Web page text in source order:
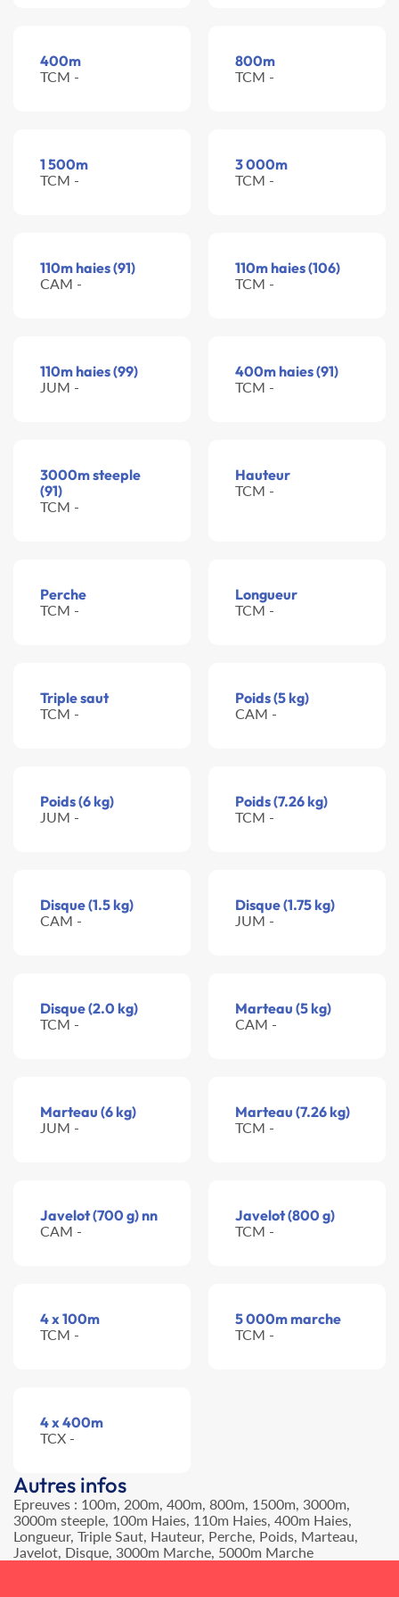
400m
TCM -
800m
TCM -
1 500m
TCM -
3 000m
TCM -
110m haies (91)
CAM -
110m haies (106)
TCM -
110m haies (99)
JUM -
400m haies (91)
TCM -
3000m steeple
(91)
TCM -
Hauteur
TCM -
Perche
TCM -
Longueur
TCM -
Triple saut
TCM -
Poids (5 kg)
CAM -
Poids (6 kg)
JUM -
Poids (7.26 kg)
TCM -
Disque (1.5 kg)
CAM -
Disque (1.75 kg)
JUM -
Disque (2.0 kg)
TCM -
Marteau (5 kg)
CAM -
Marteau (6 kg)
JUM -
Marteau (7.26 kg)
TCM -
Javelot (700 g) nn
CAM -
Javelot (800 g)
TCM -
4 x 100m
TCM -
5 000m marche
TCM -
4 x 400m
TCX -
Autres infos
Epreuves : 100m, 200m, 400m, 800m, 1500m, 3000m,
3000m steeple, 100m Haies, 110m Haies, 400m Haies,
Longueur, Triple Saut, Hauteur, Perche, Poids, Marteau,
Javelot, Disque, 3000m Marche, 5000m Marche